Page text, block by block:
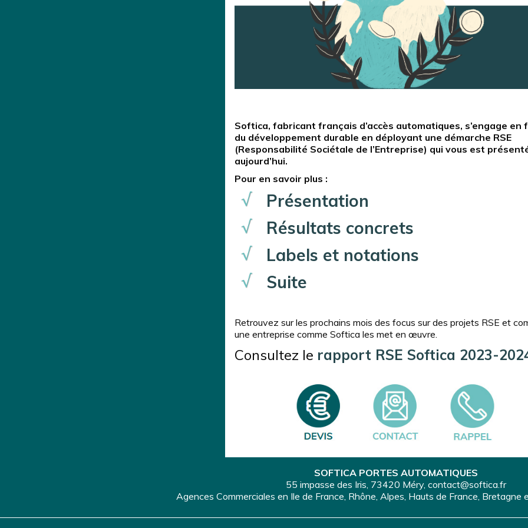
Softica, fabricant français d’accès automatiques, s’engage en
du développement durable en déployant une démarche RSE
(Responsabilité Sociétale de l’Entreprise) qui vous est
aujourd’hui.
Pour en savoir plus :
Présentation
Résultats concrets
Labels et notations
Suite
Retrouvez sur les prochains mois des focus sur des projets RSE et
une entreprise comme Softica les met en œuvre.
Consultez le rapport RSE Softica 2023-
SOFTICA PORTES AUTOMATIQUES
55 impasse des Iris, 73420 Méry, contact@softica.fr
Agences Commerciales en Ile de France, Rhône, Alpes, Hauts de France, Bretagne